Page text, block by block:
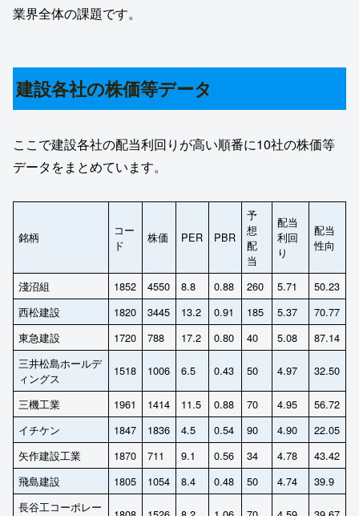
業界全体の課題です。
建設各社の株価等データ
ここで建設各社の配当利回りが高い順番に10社の株価等
データをまとめています。
銘柄
コー
ド
株価 PER PBR
予
想
配
当
配当
利回
り
配当
性向
淺沼組 1852 4550 8.8 0.88 260 5.71
50.23
西松建設
1820 3445 13.2 0.91 185 5.37
70.77
東急建設
1720 788 17.2 0.80 40 5.08
87.14
三井松島ホールデ
ィングス
1518 1006 6.5 0.43 50 4.97 32.50
三機工業 1961 1414 11.5 0.88 70 4.95
56.72
イチケン
1847 1836 4.5 0.54 90 4.90
22.05
矢作建設工業
1870 711 9.1 0.56 34 4.78
43.42
飛島建設
1805 1054 8.4 0.48 50 4.74
39.9
長谷工コーポレー